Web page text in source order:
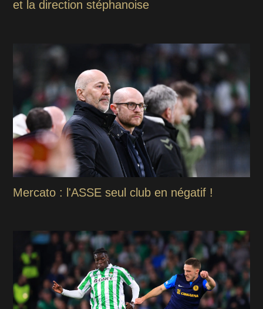
et la direction stéphanoise
Mercato : l'ASSE seul club en négatif !